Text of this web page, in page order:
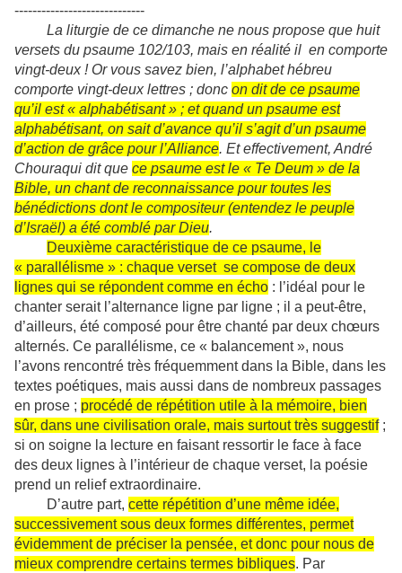
-----------------------------
La liturgie de ce dimanche ne nous propose que huit
versets du psaume 102/103, mais en réalité il en comporte
vingt-deux ! Or vous savez bien, l’alphabet hébreu
comporte vingt-deux lettres ; donc on dit de ce psaume
qu’il est « alphabétisant » ; et quand un psaume est
alphabétisant, on sait d’avance qu’il s’agit d’un psaume
d’action de grâce pour l’Alliance. Et effectivement, André
Chouraqui dit que ce psaume est le « Te Deum » de la
Bible, un chant de reconnaissance pour toutes les
bénédictions dont le compositeur (entendez le peuple
d’Israël) a été comblé par Dieu.
Deuxième caractéristique de ce psaume, le
« parallélisme » : chaque verset se compose de deux
lignes qui se répondent comme en écho : l’idéal pour le
chanter serait l’alternance ligne par ligne ; il a peut-être,
d’ailleurs, été composé pour être chanté par deux chœurs
alternés. Ce parallélisme, ce « balancement », nous
l’avons rencontré très fréquemment dans la Bible, dans les
textes poétiques, mais aussi dans de nombreux passages
en prose ; procédé de répétition utile à la mémoire, bien
sûr, dans une civilisation orale, mais surtout très suggestif;
si on soigne la lecture en faisant ressortir le face à face
des deux lignes à l’intérieur de chaque verset, la poésie
prend un relief extraordinaire.
D’autre part, cette répétition d’une même idée,
successivement sous deux formes différentes, permet
évidemment de préciser la pensée, et donc pour nous de
mieux comprendre certains termes bibliques. Par